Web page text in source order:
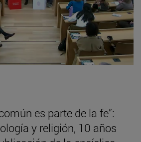
es parte de la fe”:
y religión, 10 años